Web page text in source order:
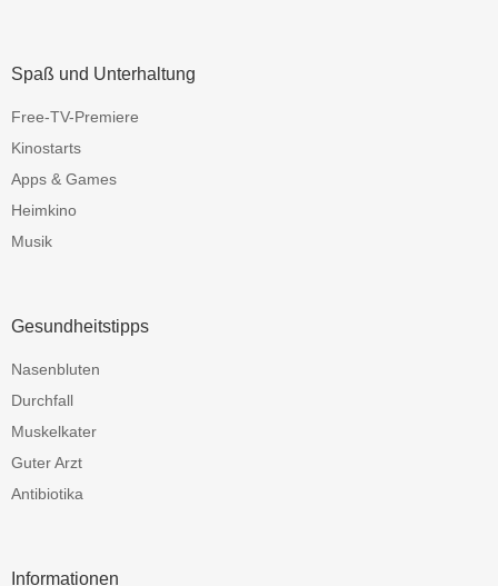
Spaß und Unterhaltung
Free-TV-Premiere
Kinostarts
Apps & Games
Heimkino
Musik
Gesundheitstipps
Nasenbluten
Durchfall
Muskelkater
Guter Arzt
Antibiotika
Informationen